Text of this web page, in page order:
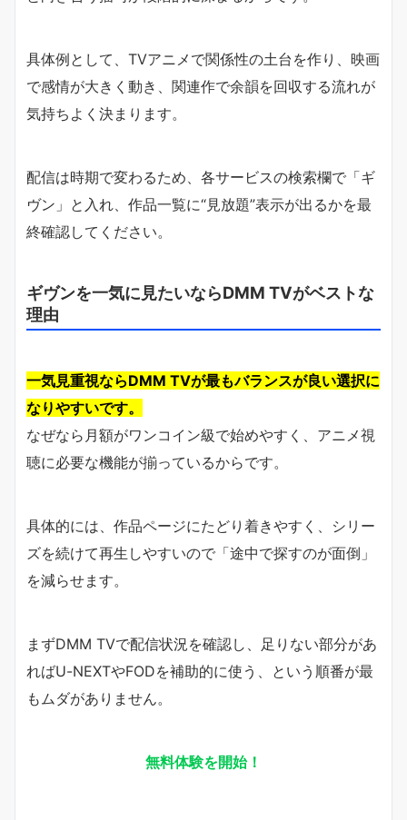
具体例として、TVアニメで関係性の土台を作り、映画
で感情が大きく動き、関連作で余韻を回収する流れが
気持ちよく決まります。
配信は時期で変わるため、各サービスの検索欄で「ギ
ヴン」と入れ、作品一覧に“見放題”表示が出るかを最
終確認してください。
ギヴンを一気に見たいならDMM TVがベストな
理由
一気見重視ならDMM TVが最もバランスが良い選択に
なりやすいです。
なぜなら月額がワンコイン級で始めやすく、アニメ視
聴に必要な機能が揃っているからです。
具体的には、作品ページにたどり着きやすく、シリー
ズを続けて再生しやすいので「途中で探すのが面倒」
を減らせます。
まずDMM TVで配信状況を確認し、足りない部分があ
ればU-NEXTやFODを補助的に使う、という順番が最
もムダがありません。
無料体験を開始！